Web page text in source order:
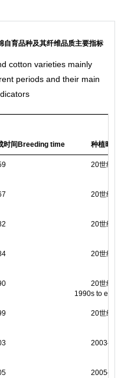
自育品种及其纤维品质主要指标
cotton varieties mainly
periods and their main
时间Breeding time 种植时
20世纪
20世纪
20世纪
20世纪
20世纪
1990s to
20世纪